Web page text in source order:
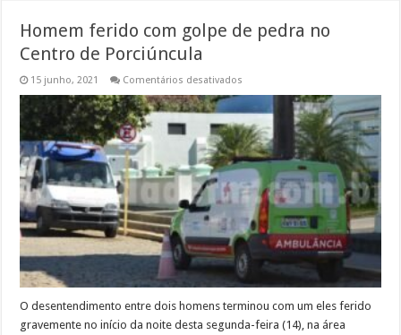
Homem ferido com golpe de pedra no
Centro de Porciúncula
15 junho, 2021 Comentários desativados
com
golpe
de
pedra
no
Centro
de
Porciúncula
O desentendimento entre dois homens terminou com um eles ferido
gravemente no início da noite desta segunda-feira (14), na área